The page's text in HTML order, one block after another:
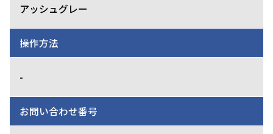
アッシュグレー
操作方法
-
お問い合わせ番号